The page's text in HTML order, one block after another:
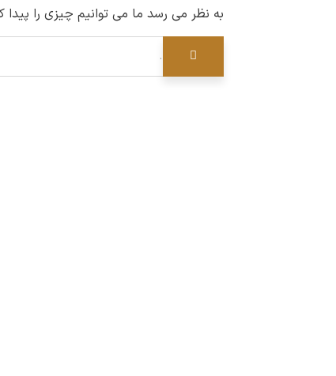
به نظر می رسد ما می توانیم چیزی را